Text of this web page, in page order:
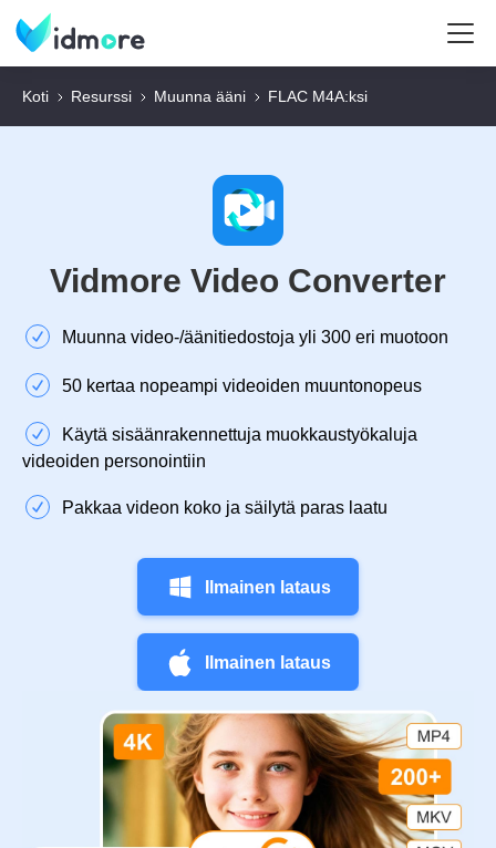
Koti Resurssi Muunna ääni FLAC M4A:ksi
Vidmore Video Converter
Muunna video-/äänitiedostoja yli 300 eri muotoon
50 kertaa nopeampi videoiden muuntonopeus
Käytä sisäänrakennettuja muokkaustyökaluja
videoiden personointiin
Pakkaa videon koko ja säilytä paras laatu
Ilmainen lataus
Ilmainen lataus